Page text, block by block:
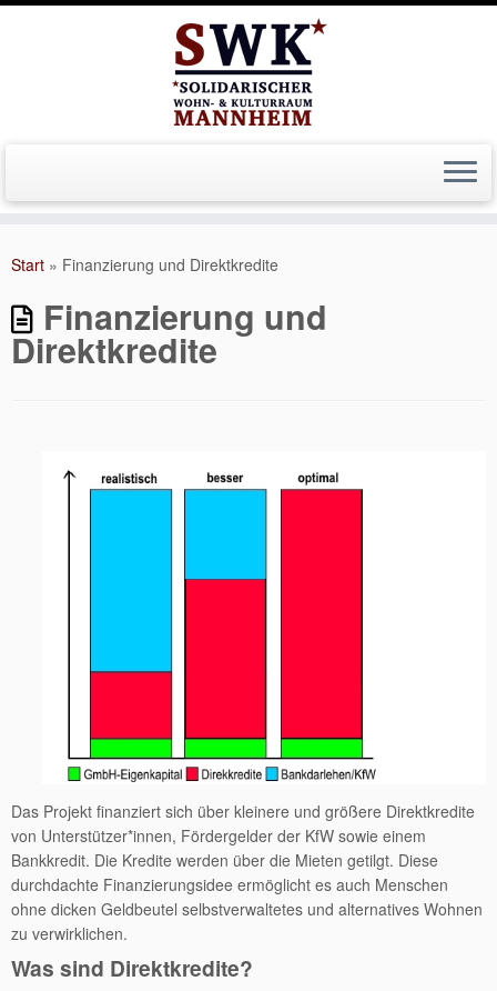
Inhalt
Start » Finanzierung und Direktkredite
Finanzierung und
Direktkredite
Das Projekt finanziert sich über kleinere und größere Direktkredite
von Unterstützer*innen, Fördergelder der KfW sowie einem
Bankkredit. Die Kredite werden über die Mieten getilgt. Diese
durchdachte Finanzierungsidee ermöglicht es auch Menschen
ohne dicken Geldbeutel selbstverwaltetes und alternatives Wohnen
zu verwirklichen.
Was sind Direktkredite?